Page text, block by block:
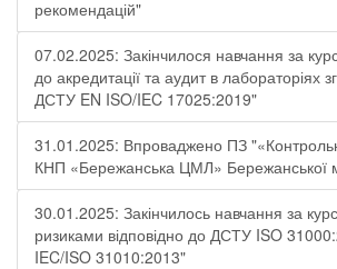
рекомендацій"
07.02.2025: Закінчилося навчання за
до акредитації та аудит в лабораторіях
ДСТУ EN ISO/IEC 17025:2019"
31.01.2025: Впроваджено ПЗ
КНП «Бережанська ЦМЛ» Бережанської
30.01.2025: Закінчилось навчання за
ризиками відповідно до ДСТУ ISO
IEC/ISO 31010:2013"